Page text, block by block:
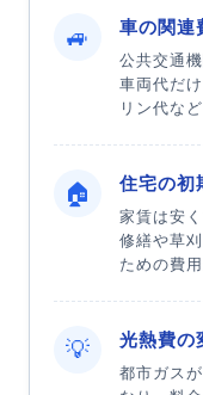
🚙 車の関連
公共交通
車両代だ
リン代な
🏠 住宅の初
家賃は安
修繕や草
ための費
💡 光熱費の
都市ガス